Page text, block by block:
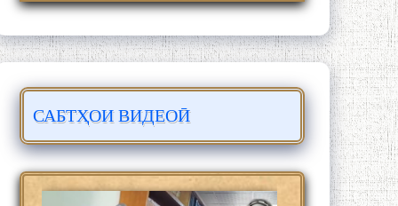
САБТҲОИ ВИДЕОӢ
Сайре дар Осорхона Муҳаммадҷон
Раҳимӣ